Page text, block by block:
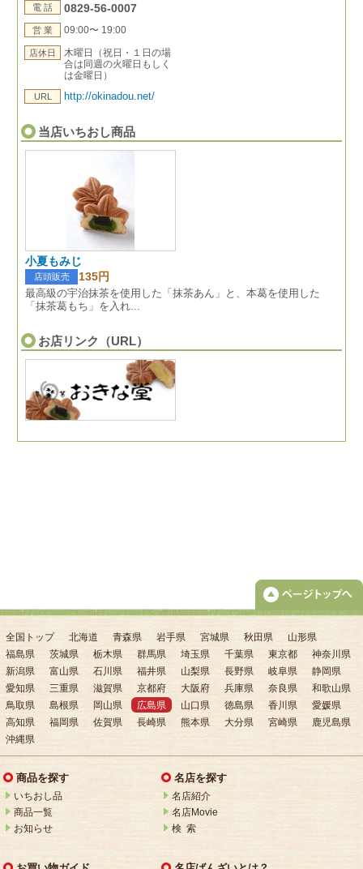
電 話 0829-56-0007
営 業 09:00〜 19:00
店休日
木曜日（祝日・１日の場
合は同週の火曜日もしく
は金曜日）
URL http://okinadou.net/
当店いちおし商品
小夏もみじ
店頭販売 135円
最高級の宇治抹茶を使用した「抹茶あん」と、本葛を使用した
「抹茶葛もち」を入れ...
お店リンク（URL）
全国トップ 北海道 青森県 岩手県 宮城県 秋田県
山形県
福島県
茨城県 栃木県 群馬県 埼玉県 千葉県 東京都
神奈川県
新潟県
富山県 石川県 福井県 山梨県 長野県 岐阜県
静岡県
愛知県
三重県 滋賀県 京都府 大阪府 兵庫県 奈良県
和歌山県
鳥取県
島根県 岡山県 広島県 山口県 徳島県 香川県
愛媛県
高知県
福岡県 佐賀県 長崎県 熊本県 大分県 宮崎県
鹿児島県
沖縄県
商品を探す
いちおし品
商品一覧
お知らせ
名店を探す
名店紹介
名店Movie
検 索